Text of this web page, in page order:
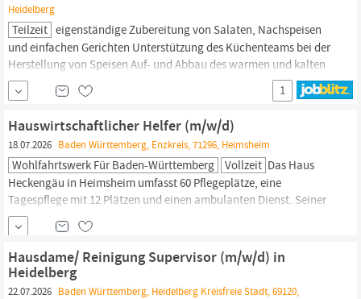
Heidelberg
Teilzeit eigenständige Zubereitung von Salaten, Nachspeisen
und einfachen Gerichten Unterstützung des Küchenteams bei der
Herstellung von Speisen Auf- und Abbau des warmen und kalten
Buffets Sicherstellung eines einwandfreien Zustands der Küche im
laufenden Veranstaltungsbetrieb Unterstützung der täglichen
von Küche, Spülküche und Speisesaal...
1
Hauswirtschaftlicher Helfer (m/w/d)
18.07.2026 Baden Württemberg, Enzkreis, 71296, Heimsheim
Wohlfahrtswerk Für Baden-Württemberg Vollzeit Das Haus
Heckengäu in Heimsheim umfasst 60 Pflegeplätze, eine
Tagespflege mit 12 Plätzen und einen ambulanten Dienst. Seiner
erhöhten Lage verdankt das Haus den beindruckenden
Panoramablick über den Ort. Die Einrichtung ist sehr gut in das
Gemeinwesen eingebunden und wird von ehrenamtlich
Engagierten unterstützt. Eine Bushaltestelle befindet sich wenige
Gehminuten...
Hausdame/ Reinigung Supervisor (m/w/d) in
Heidelberg
22.07.2026 Baden Württemberg, Heidelberg Kreisfreie Stadt, 69120,